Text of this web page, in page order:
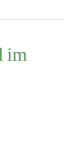
im